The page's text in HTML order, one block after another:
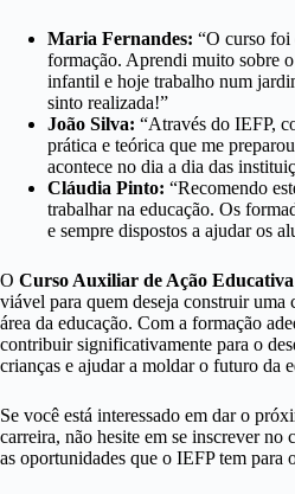
Maria Fernandes: “O curso foi
formação. Aprendi muito sobre
infantil e hoje trabalho num
sinto realizada!”
João Silva: “Através do IEFP,
prática e teórica que me
acontece no dia a dia das
Cláudia Pinto: “Recomendo
trabalhar na educação. Os
e sempre dispostos a ajudar os
O Curso Auxiliar de Ação Educativa
viável para quem deseja construir uma
área da educação. Com a formação
contribuir significativamente para o
crianças e ajudar a moldar o futuro da
Se você está interessado em dar o
carreira, não hesite em se inscrever no
as oportunidades que o IEFP tem para